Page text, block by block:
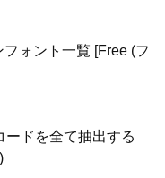
ォント一覧 [Free (フ
ードを全て抽出する